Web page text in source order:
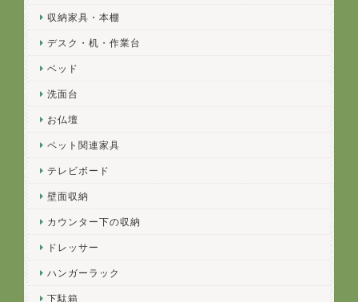
収納家具・本棚
デスク・机・作業台
ベッド
洗面台
お仏壇
ペット関連家具
テレビボード
壁面収納
カウンター下の収納
ドレッサー
ハンガーラック
下駄箱